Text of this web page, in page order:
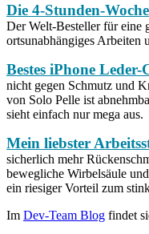
Die 4-Stunden-Woche
Der Welt-Besteller für eine
ortsunabhängiges Arbeiten
Bestes iPhone Leder-
nicht gegen Schmutz und
von Solo Pelle ist
sieht einfach nur mega aus.
Mein liebster
sicherlich mehr
bewegliche Wirbelsäule
ein riesiger Vorteil zum
Im Dev-Team Blog findet